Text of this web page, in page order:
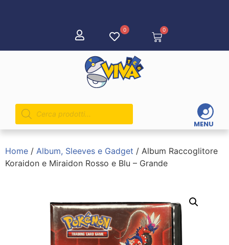
0 0
MENU
Home / Album, Sleeves e Gadget / Album Raccoglitore
Koraidon e Miraidon Rosso e Blu – Grande